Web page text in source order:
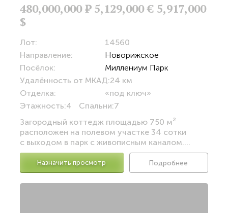
480,000,000Р 5,129,000 € 5,917,000
$
Лот:
14560
Направление:
Новорижское
Посёлок:
Миллениум Парк
Удалённость от МКАД:24 км
Отделка:
«под ключ»
Этажность:4 Спальни:7
Загородный коттедж площадью 750 м²
расположен на полевом участке 34 сотки
с выходом в парк с живописным каналом....
Назначить просмотр Подробнее